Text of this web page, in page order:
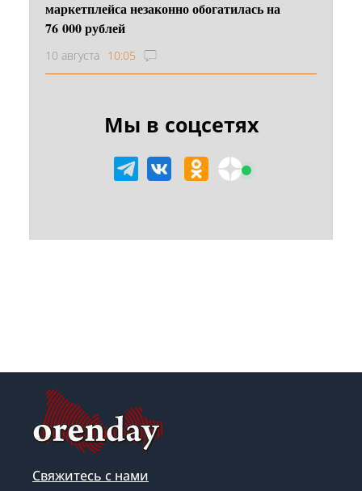
маркетплейса незаконно обогатилась на
76 000 рублей
10 августа 10:05
Мы в соцсетях
Свяжитесь с нами